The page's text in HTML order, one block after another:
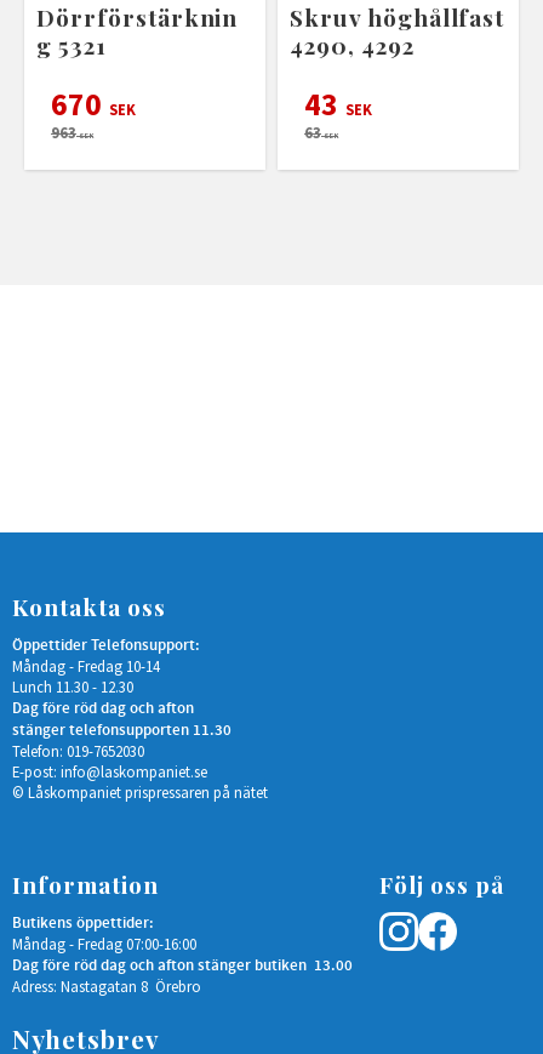
Dörrförstärknin
g 5321
670 SEK
963SEK
Skruv höghållfast
4290, 4292
43 SEK
63SEK
Kontakta oss
Öppettider Telefonsupport:
Måndag - Fredag 10-14
Lunch 11.30 - 12.30
Dag före röd dag och afton
stänger telefonsupporten 11.30
Telefon: 019-7652030
E-post: info@laskompaniet.se
© Låskompaniet prispressaren på nätet
Information
Butikens öppettider:
Måndag - Fredag 07:00-16:00
Dag före röd dag och afton stänger butiken 13.00
Adress: Nastagatan 8 Örebro
Följ oss på
Nyhetsbrev